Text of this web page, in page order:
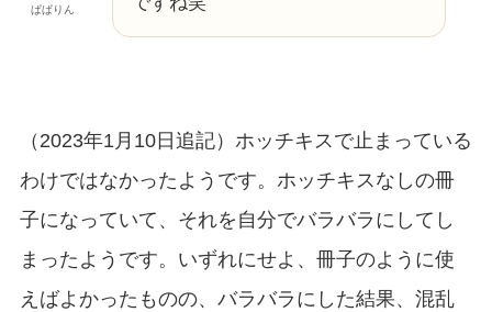
ぱぱりん
（2023年1月10日追記）ホッチキスで止まっている
わけではなかったようです。ホッチキスなしの冊
子になっていて、それを自分でバラバラにしてし
まったようです。いずれにせよ、冊子のように使
えばよかったものの、バラバラにした結果、混乱